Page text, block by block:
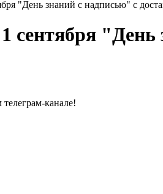
сентября "День
канале!